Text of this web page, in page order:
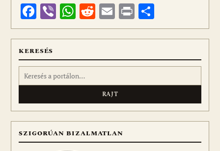
Facebook
ViberWhatsApp
Reddit
Email
Print
meg
KERESÉS
Keresés:
SZIGORÚAN BIZALMATLAN